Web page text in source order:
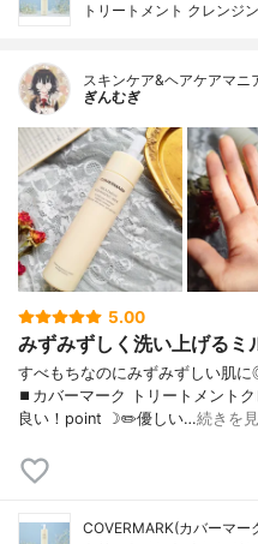
トリートメント クレンジ
スキンケア&ヘアケアマニ
ぎんむぎ
5.00
みずみずしく洗い上げるミ
すべもちなのにみずみずしい
⏹カバーマーク トリートメン
良い！point ☽✏️優しい…続きを
COVERMARK(カバーマー